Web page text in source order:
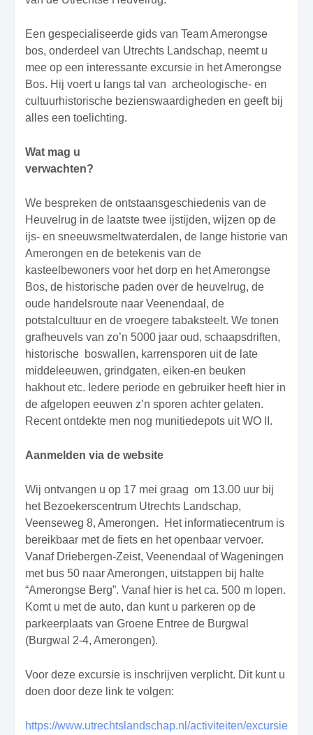
Een gespecialiseerde gids van Team Amerongse
bos, onderdeel van Utrechts Landschap, neemt u
mee op een interessante excursie in het Amerongse
Bos. Hij voert u langs tal van archeologische- en
cultuurhistorische bezienswaardigheden en geeft bij
alles een toelichting.
Wat mag u
verwachten?
We bespreken de ontstaansgeschiedenis van de
Heuvelrug in de laatste twee ijstijden, wijzen op de
ijs- en sneeuwsmeltwaterdalen, de lange historie van
Amerongen en de betekenis van de
kasteelbewoners voor het dorp en het Amerongse
Bos, de historische paden over de heuvelrug, de
oude handelsroute naar Veenendaal, de
potstalcultuur en de vroegere tabaksteelt. We tonen
grafheuvels van zo’n 5000 jaar oud, schaapsdriften,
historische boswallen, karrensporen uit de late
middeleeuwen, grindgaten, eiken-en beuken
hakhout etc. Iedere periode en gebruiker heeft hier in
de afgelopen eeuwen z’n sporen achter gelaten.
Recent ontdekte men nog munitiedepots uit WO II.
Aanmelden via de website
Wij ontvangen u op 17 mei graag om 13.00 uur bij
het Bezoekerscentrum Utrechts Landschap,
Veenseweg 8, Amerongen.
Het informatiecentrum is
bereikbaar met de fiets en het openbaar vervoer.
Vanaf Driebergen-Zeist, Veenendaal of Wageningen
met bus 50 naar Amerongen, uitstappen bij halte
“Amerongse Berg”. Vanaf hier is het ca. 500 m lopen.
Komt u met de auto, dan kunt u parkeren op de
parkeerplaats van Groene Entree de Burgwal
(Burgwal 2-4, Amerongen).
Voor deze excursie is inschrijven verplicht. Dit kunt u
doen door deze link te volgen:
https://www.utrechtslandschap.nl/activiteiten/excursie